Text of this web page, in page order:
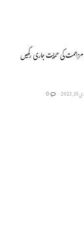
کی حمایت جاری رکھیں
0